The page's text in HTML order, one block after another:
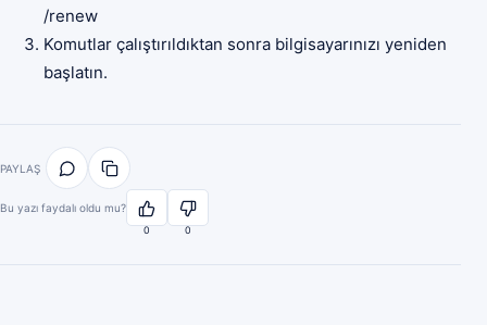
/renew
Komutlar çalıştırıldıktan sonra bilgisayarınızı yeniden
başlatın.
PAYLAŞ
Bu yazı faydalı oldu mu?
0 0